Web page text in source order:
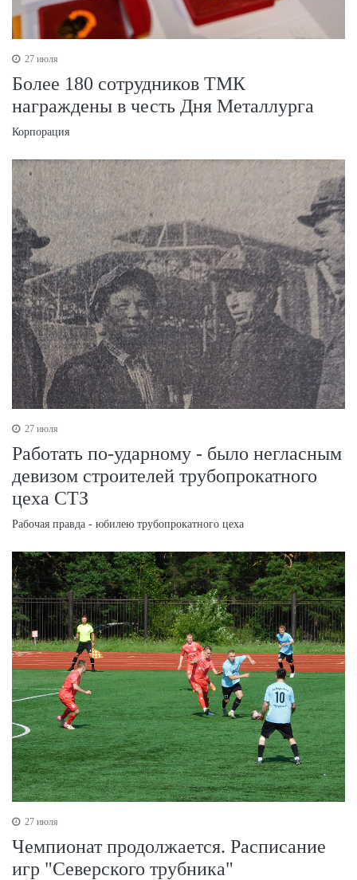
27 июля
Более 180 сотрудников ТМК
награждены в честь Дня Металлурга
Корпорация
27 июля
Работать по-ударному - было негласным
девизом строителей трубопрокатного
цеха СТЗ
Рабочая правда - юбилею трубопрокатного цеха
27 июля
Чемпионат продолжается. Расписание
игр "Северского трубника"